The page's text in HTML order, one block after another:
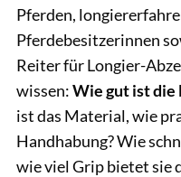
Pferden,
Pferdebesitzerinnen
Reiter für Longier-
wissen:Wie gut ist die
ist das Material, wie
Handhabung? Wie
wie viel Grip bietet sie